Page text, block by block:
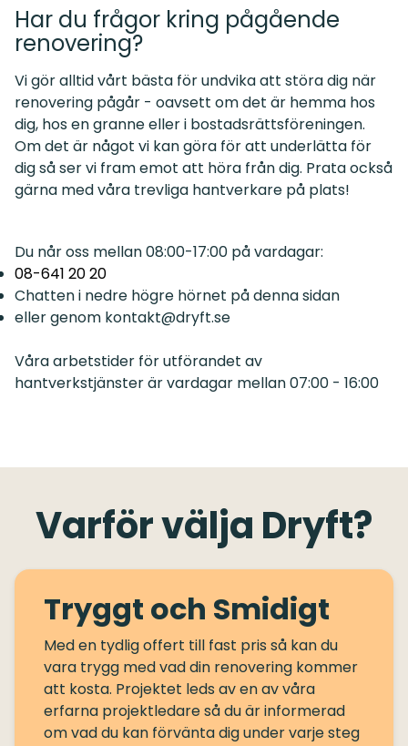
Har du frågor kring pågående
renovering?
Vi gör alltid vårt bästa för undvika att störa dig när
renovering pågår - oavsett om det är hemma hos
dig, hos en granne eller i bostadsrättsföreningen.
Om det är något vi kan göra för att underlätta för
dig så ser vi fram emot att höra från dig. Prata också
gärna med våra trevliga hantverkare på plats!
Du når oss mellan 08:00-17:00 på vardagar:
08-641 20 20
Chatten i nedre högre hörnet på denna sidan
eller genom kontakt@dryft.se
Våra arbetstider för utförandet av
hantverkstjänster är vardagar mellan 07:00 - 16:00
Varför välja Dryft?
Tryggt och Smidigt
Med en tydlig offert till fast pris så kan du
vara trygg med vad din renovering kommer
att kosta. Projektet leds av en av våra
erfarna projektledare så du är informerad
om vad du kan förvänta dig under varje steg